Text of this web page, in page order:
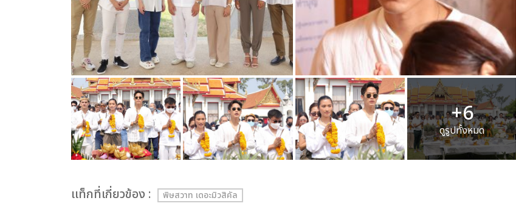
+6
ดูรูปทั้งหมด
เเท็กที่เกี่ยวข้อง : พิษสวาท เดอะมิวสิคัล